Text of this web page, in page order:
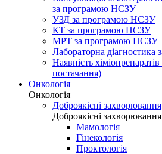
за програмою НСЗУ
УЗД за програмою НСЗУ
КТ за програмою НСЗУ
МРТ за програмою НСЗУ
Лабораторна
Наявність
постачання)
Онкологія
Онкологія
Доброякісні захворювання
Доброякісні захворювання
Мамологія
Гінекологія
Проктологія